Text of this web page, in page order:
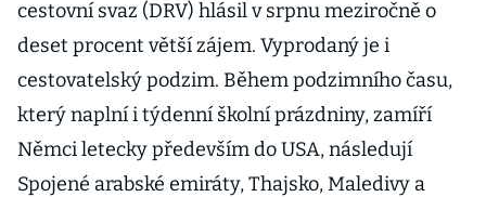
cestovní svaz (DRV) hlásil v srpnu meziročně o
deset procent větší zájem. Vyprodaný je i
cestovatelský podzim. Během podzimního času,
který naplní i týdenní školní prázdniny, zamíří
Němci letecky především do USA, následují
Spojené arabské emiráty, Thajsko, Maledivy a